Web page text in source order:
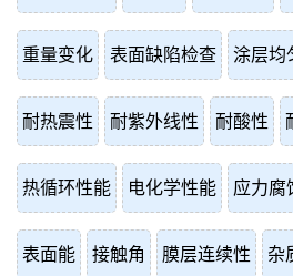
重量变化 表面缺陷检查 涂层均
耐热震性 耐紫外线性 耐酸性
热循环性能 电化学性能 应力腐
表面能 接触角 膜层连续性 杂